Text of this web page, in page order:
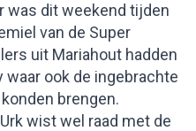
was dit weekend tijden
van de Super
uit Mariahout hadden
ook de ingebrachte
brengen.
wist wel raad met de